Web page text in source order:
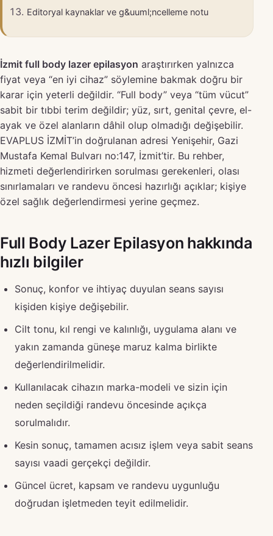
Editoryal kaynaklar ve g&uuml;ncelleme notu
İzmit full body lazer epilasyon araştırırken yalnızca
fiyat veya “en iyi cihaz” söylemine bakmak doğru bir
karar için yeterli değildir. “Full body” veya “tüm vücut”
sabit bir tıbbi terim değildir; yüz, sırt, genital çevre, el-
ayak ve özel alanların dâhil olup olmadığı değişebilir.
EVAPLUS İZMİT’in doğrulanan adresi Yenişehir, Gazi
Mustafa Kemal Bulvarı no:147, İzmit’tir. Bu rehber,
hizmeti değerlendirirken sorulması gerekenleri, olası
sınırlamaları ve randevu öncesi hazırlığı açıklar; kişiye
özel sağlık değerlendirmesi yerine geçmez.
Full Body Lazer Epilasyon hakkında
hızlı bilgiler
Sonuç, konfor ve ihtiyaç duyulan seans sayısı
kişiden kişiye değişebilir.
Cilt tonu, kıl rengi ve kalınlığı, uygulama alanı ve
yakın zamanda güneşe maruz kalma birlikte
değerlendirilmelidir.
Kullanılacak cihazın marka-modeli ve sizin için
neden seçildiği randevu öncesinde açıkça
sorulmalıdır.
Kesin sonuç, tamamen acısız işlem veya sabit seans
sayısı vaadi gerçekçi değildir.
Güncel ücret, kapsam ve randevu uygunluğu
doğrudan işletmeden teyit edilmelidir.